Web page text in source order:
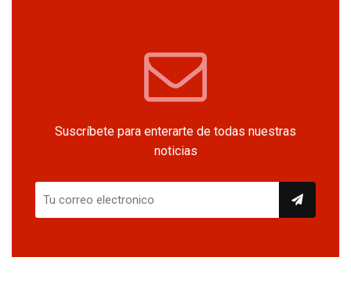
Suscríbete para enterarte de todas nuestras
noticias